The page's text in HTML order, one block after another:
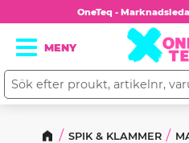
Meny
OneTeq -
SPIK & KLAMMER